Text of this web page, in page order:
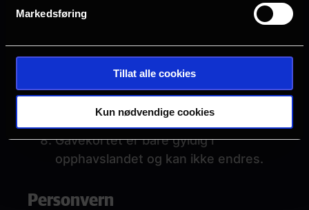
Markedsføring
Tillat alle cookies
Kun nødvendige cookies
gavekortets verdi utbetalt i
Det er ikke mulig å bytte gavekort
Gavekortet er bare gyldig i
opphavslandet og kan ikke endres.
Personvern